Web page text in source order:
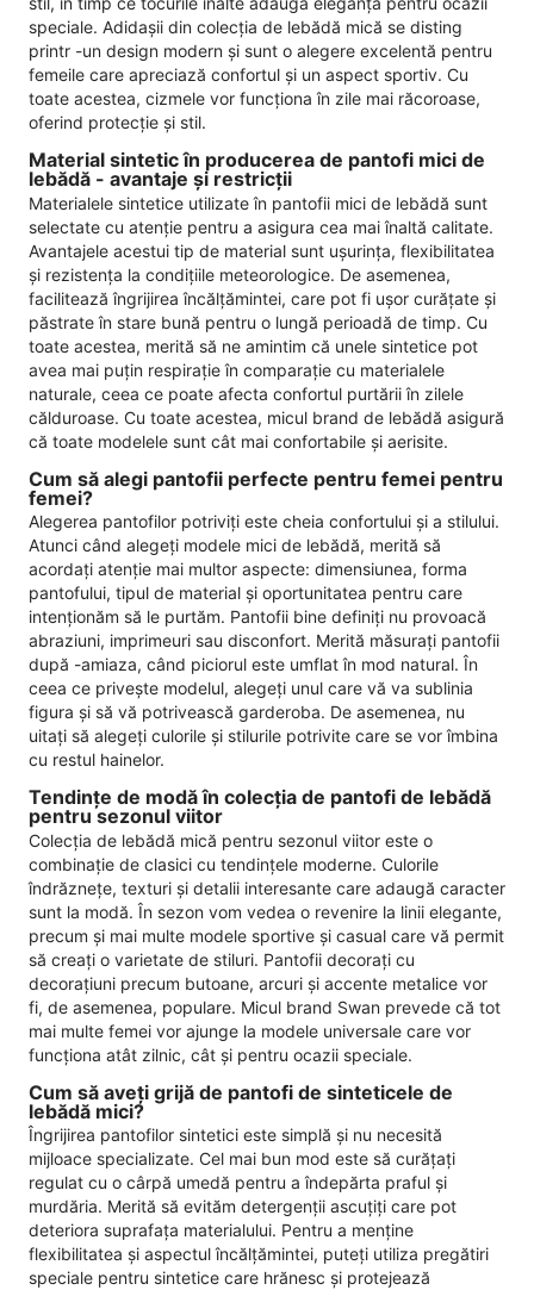
speciale. Adidașii din colecția de lebădă mică se disting
printr -un design modern și sunt o alegere excelentă pentru
femeile care apreciază confortul și un aspect sportiv. Cu
toate acestea, cizmele vor funcționa în zile mai răcoroase,
oferind protecție și stil.
Material sintetic în producerea de pantofi mici de
lebădă - avantaje și restricții
Materialele sintetice utilizate în pantofii mici de lebădă sunt
selectate cu atenție pentru a asigura cea mai înaltă calitate.
Avantajele acestui tip de material sunt ușurința, flexibilitatea
și rezistența la condițiile meteorologice. De asemenea,
facilitează îngrijirea încălțămintei, care pot fi ușor curățate și
păstrate în stare bună pentru o lungă perioadă de timp. Cu
toate acestea, merită să ne amintim că unele sintetice pot
avea mai puțin respirație în comparație cu materialele
naturale, ceea ce poate afecta confortul purtării în zilele
călduroase. Cu toate acestea, micul brand de lebădă asigură
că toate modelele sunt cât mai confortabile și aerisite.
Cum să alegi pantofii perfecte pentru femei pentru
femei?
Alegerea pantofilor potriviți este cheia confortului și a stilului.
Atunci când alegeți modele mici de lebădă, merită să
acordați atenție mai multor aspecte: dimensiunea, forma
pantofului, tipul de material și oportunitatea pentru care
intenționăm să le purtăm. Pantofii bine definiți nu provoacă
abraziuni, imprimeuri sau disconfort. Merită măsurați pantofii
după -amiaza, când piciorul este umflat în mod natural. În
ceea ce privește modelul, alegeți unul care vă va sublinia
figura și să vă potrivească garderoba. De asemenea, nu
uitați să alegeți culorile și stilurile potrivite care se vor îmbina
cu restul hainelor.
Tendințe de modă în colecția de pantofi de lebădă
pentru sezonul viitor
Colecția de lebădă mică pentru sezonul viitor este o
combinație de clasici cu tendințele moderne. Culorile
îndrăznețe, texturi și detalii interesante care adaugă caracter
sunt la modă. În sezon vom vedea o revenire la linii elegante,
precum și mai multe modele sportive și casual care vă permit
să creați o varietate de stiluri. Pantofii decorați cu
decorațiuni precum butoane, arcuri și accente metalice vor
fi, de asemenea, populare. Micul brand Swan prevede că tot
mai multe femei vor ajunge la modele universale care vor
funcționa atât zilnic, cât și pentru ocazii speciale.
Cum să aveți grijă de pantofi de sinteticele de
lebădă mici?
Îngrijirea pantofilor sintetici este simplă și nu necesită
mijloace specializate. Cel mai bun mod este să curățați
regulat cu o cârpă umedă pentru a îndepărta praful și
murdăria. Merită să evităm detergenții ascuțiți care pot
deteriora suprafața materialului. Pentru a menține
flexibilitatea și aspectul încălțămintei, puteți utiliza pregătiri
speciale pentru sintetice care hrănesc și protejează